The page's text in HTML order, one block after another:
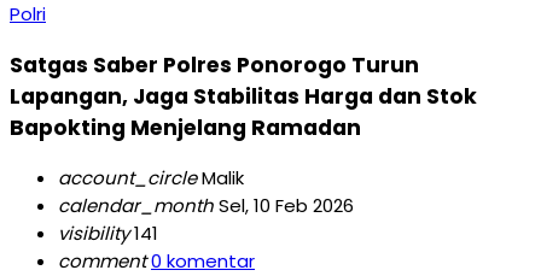
Polri
Satgas Saber Polres Ponorogo Turun
Lapangan, Jaga Stabilitas Harga dan Stok
Bapokting Menjelang Ramadan
account_circleMalik
calendar_monthSel, 10 Feb 2026
visibility141
comment0 komentar